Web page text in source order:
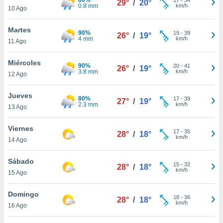
más
nuestra
y
de
disponible
cookies
aceptar
10 Ago
0.8 mm
29° / 20°
km/h
Martes
11 Ago
90%
4 mm
26° / 19° 19- 39
km/h
Miércoles
12 Ago
90%
3.8 mm
26° / 19° 20- 41
km/h
Jueves
13 Ago
80%
2.3 mm
27° / 19° 17- 39
km/h
Viernes
14 Ago
28° / 18° 17- 35
km/h
Sábado
15 Ago
28° / 18° 15- 32
km/h
Domingo
16 Ago
28° / 18° 18- 36
km/h